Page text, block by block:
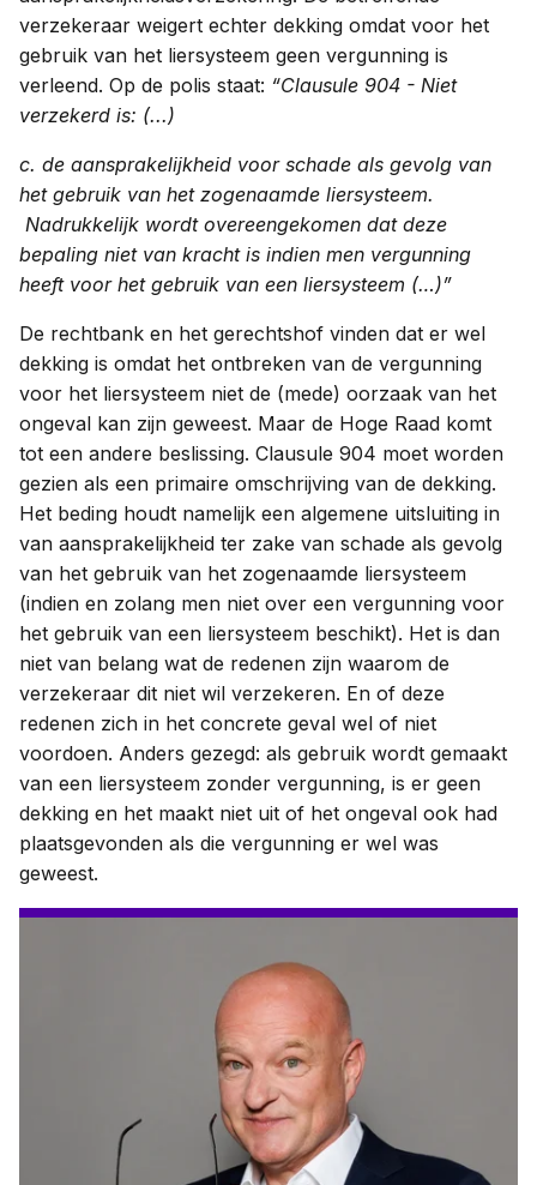
verzekeraar weigert echter dekking omdat voor het
gebruik van het liersysteem geen vergunning is
verleend. Op de polis staat: “Clausule 904 - Niet
verzekerd is:​ (...)​
c. de aansprakelijkheid voor schade als gevolg van
het gebruik van het zogenaamde liersysteem.​
Nadrukkelijk wordt overeengekomen dat deze
bepaling niet van kracht is indien men vergunning
heeft voor het gebruik van een liersysteem​ (…)”
De rechtbank en het gerechtshof vinden dat er wel
dekking is omdat het ontbreken van de vergunning
voor het liersysteem niet de (mede) oorzaak van het
ongeval kan zijn geweest. Maar de Hoge Raad komt
tot een andere beslissing. Clausule 904 moet worden
gezien als een primaire omschrijving van de dekking.
Het beding houdt namelijk een algemene uitsluiting in
van aansprakelijkheid ter zake van schade als gevolg
van het gebruik van het zogenaamde liersysteem
(indien en zolang men niet over een vergunning voor
het gebruik van een liersysteem beschikt). Het is dan
niet van belang wat de redenen zijn waarom de
verzekeraar dit niet wil verzekeren. En of deze
redenen zich in het concrete geval wel of niet
voordoen. Anders gezegd: als gebruik wordt gemaakt
van een liersysteem zonder vergunning, is er geen
dekking en het maakt niet uit of het ongeval ook had
plaatsgevonden als die vergunning er wel was
geweest.